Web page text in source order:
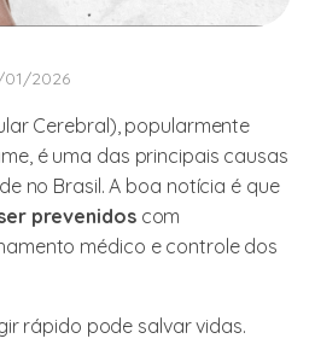
2026
Cerebral), popularmente
é uma das principais causas
no Brasil. A boa notícia é que
prevenidoscom
médico e controle dos
rápido pode salvar vidas.